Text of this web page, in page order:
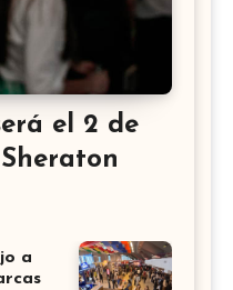
el 2 de
a